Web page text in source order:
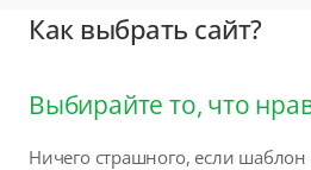
Как выбрать сайт?
Выбирайте то, что
Ничего страшного, если